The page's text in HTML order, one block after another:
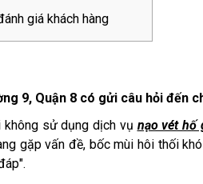
giá khách hàng
9, Quận 8 có gửi câu hỏi đến
không sử dụng dịch vụ nạo vét hố
gặp vấn đề, bốc mùi hôi thối